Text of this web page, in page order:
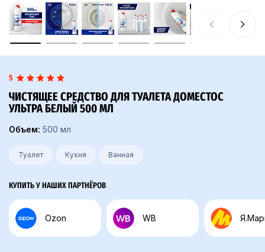
5
ЧИСТЯЩЕЕ СРЕДСТВО ДЛЯ ТУАЛЕТА ДОМЕСТОС
УЛЬТРА БЕЛЫЙ 500 МЛ
Объем: 500 мл
Туалет Кухня Ванная
КУПИТЬ У НАШИХ ПАРТНЁРОВ
Ozon WB